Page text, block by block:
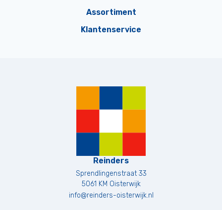
Assortiment
Klantenservice
Reinders
Sprendlingenstraat 33
5061 KM Oisterwijk
info@reinders-oisterwijk.nl